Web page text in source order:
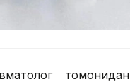
томонидан